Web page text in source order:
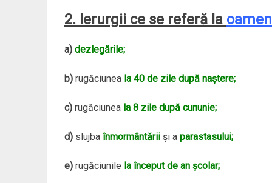
2. Ierurgii ce se referă la
a) dezlegările;
b)rugăciuneala 40 de zile după naştere;
c)rugăciuneala 8 zile după cununie;
d)slujbaînmormântăriişi a parastasului;
e)rugăciunile la început de an şcolar;